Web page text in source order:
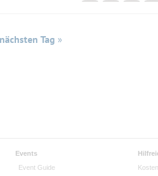
nächsten Tag »
Events
Event Guide
Kosten